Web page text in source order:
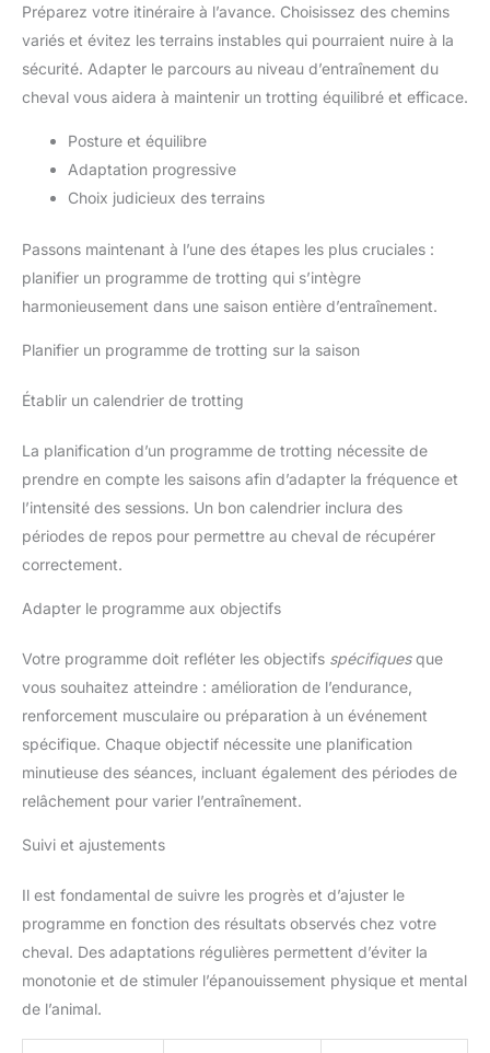
Préparez votre itinéraire à l’avance. Choisissez des chemins
variés et évitez les terrains instables qui pourraient nuire à la
sécurité. Adapter le parcours au niveau d’entraînement du
cheval vous aidera à maintenir un trotting équilibré et efficace.
Posture et équilibre
Adaptation progressive
Choix judicieux des terrains
Passons maintenant à l’une des étapes les plus cruciales :
planifier un programme de trotting qui s’intègre
harmonieusement dans une saison entière d’entraînement.
Planifier un programme de trotting sur la saison
Établir un calendrier de trotting
La planification d’un programme de trotting nécessite de
prendre en compte les saisons afin d’adapter la fréquence et
l’intensité des sessions. Un bon calendrier inclura des
périodes de repos pour permettre au cheval de récupérer
correctement.
Adapter le programme aux objectifs
Votre programme doit refléter les objectifs spécifiquesque
vous souhaitez atteindre : amélioration de l’endurance,
renforcement musculaire ou préparation à un événement
spécifique. Chaque objectif nécessite une planification
minutieuse des séances, incluant également des périodes de
relâchement pour varier l’entraînement.
Suivi et ajustements
Il est fondamental de suivre les progrès et d’ajuster le
programme en fonction des résultats observés chez votre
cheval. Des adaptations régulières permettent d’éviter la
monotonie et de stimuler l’épanouissement physique et mental
de l’animal.